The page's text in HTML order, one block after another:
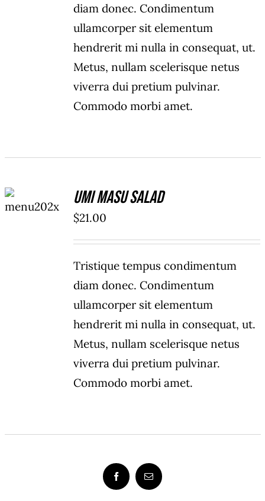
diam donec. Condimentum
ullamcorper sit elementum
hendrerit mi nulla in consequat, ut.
Metus, nullam scelerisque netus
viverra dui pretium pulvinar.
Commodo morbi amet.
CART
/
Umi Masu Salad
$21.00
Tristique tempus condimentum
diam donec. Condimentum
ullamcorper sit elementum
hendrerit mi nulla in consequat, ut.
Metus, nullam scelerisque netus
viverra dui pretium pulvinar.
Commodo morbi amet.